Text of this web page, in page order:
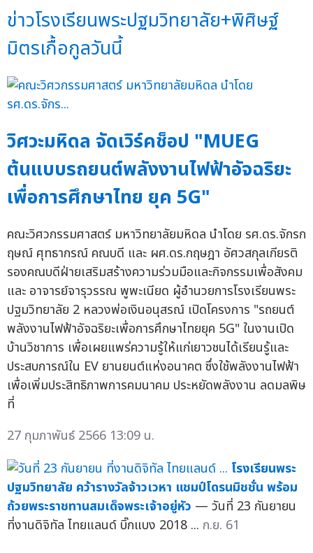
ข่าวโรงเรียนพระปฐมวิทยาลัย+พิศิษฐ์
มิตรเกื้อกูลวันนี้
วิศวะมหิดล จัดเวิร์คช็อป "MUEG
ต้นแบบรถยนต์พลังงานไฟฟ้าอัจฉริยะ
เพื่อการศึกษาไทย ยุค 5G"
คณะวิศวกรรมศาสตร์ มหาวิทยาลัยมหิดล นำโดย รศ.ดร.จักรก
ฤษณ์ ศุทธากรณ์ คณบดี และ ผศ.ดร.กฤษฎา อัศวสกุลเกียรติ
รองคณบดีฝ่ายเสริมสร้างความร่วมมือและกิจกรรมเพื่อสังคม
และ อาจารย์จารุวรรณ พูพะเนียด ผู้อำนวยการโรงเรียนพระ
ปฐมวิทยาลัย 2 หลวงพ่อเงินอนุสรณ์ เปิดโครงการ "รถยนต์
พลังงานไฟฟ้าอัจฉริยะเพื่อการศึกษาไทยยุค 5G" ในงานเปิด
บ้านวิชาการ เพื่อเผยแพร่ความรู้ให้แก่เยาวชนได้เรียนรู้และ
ประสบการณ์ใน EV ยานยนต์แห่งอนาคต ซึ่งใช้พลังงานไฟฟ้า
เพื่อเพิ่มประสิทธิภาพการคมนาคม ประหยัดพลังงาน ลดมลพิษ
ที่
27 กุมภาพันธ์ 2566 13:09 น.
โรงเรียนพระ
ปฐมวิทยาลัย คว้ารางวัลจ้าวเวหา แชมป์โดรนมิชชั่น พร้อม
ถ้วยพระราชทานสมเด็จพระเจ้าอยู่หัว — วันที่ 23 กันยายน
ที่งานดิจิทัล ไทยแลนด์ บิ๊กแบง 2018 ... ก.ย. 61